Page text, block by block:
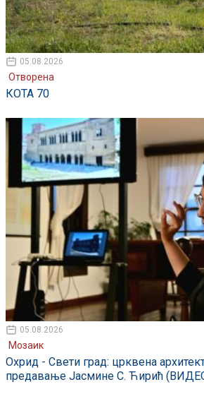
05.08.2026
Отворена
КОТА 70
05.08.2026
Мозаик
Охрид - Свети град: црквена
предавање Јасмине С. Ћирић